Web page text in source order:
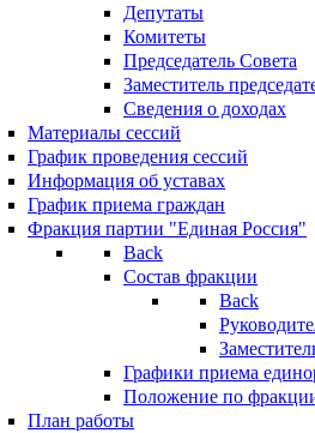
Депутаты
Комитеты
Председатель Совета
Заместитель
Сведения о доходах
Материалы сессий
График проведения сессий
Информация об уставах
График приема граждан
Фракция партии "Единая Россия"
Back
Состав фракции
Back
Графики приема
Положение по
План работы